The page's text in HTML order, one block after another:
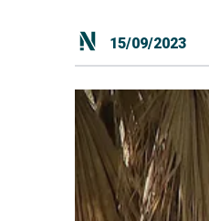
15/09/2023